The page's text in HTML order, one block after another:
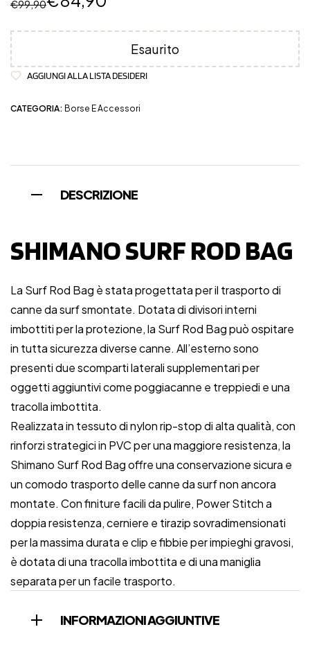
€99,90
Esaurito
AGGIUNGI ALLA LISTA DESIDERI
CATEGORIA: Borse E Accessori
DESCRIZIONE
SHIMANO SURF ROD BAG
La Surf Rod Bag è stata progettata per il trasporto di
canne da surf smontate. Dotata di divisori interni
imbottiti per la protezione, la Surf Rod Bag può ospitare
in tutta sicurezza diverse canne. All’esterno sono
presenti due scomparti laterali supplementari per
oggetti aggiuntivi come poggiacanne e treppiedi e una
tracolla imbottita.
Realizzata in tessuto di nylon rip-stop di alta qualità, con
rinforzi strategici in PVC per una maggiore resistenza, la
Shimano Surf Rod Bag offre una conservazione sicura e
un comodo trasporto delle canne da surf non ancora
montate. Con finiture facili da pulire, Power Stitch a
doppia resistenza, cerniere e tirazip sovradimensionati
per la massima durata e clip e fibbie per impieghi gravosi,
è dotata di una tracolla imbottita e di una maniglia
separata per un facile trasporto.
INFORMAZIONI AGGIUNTIVE